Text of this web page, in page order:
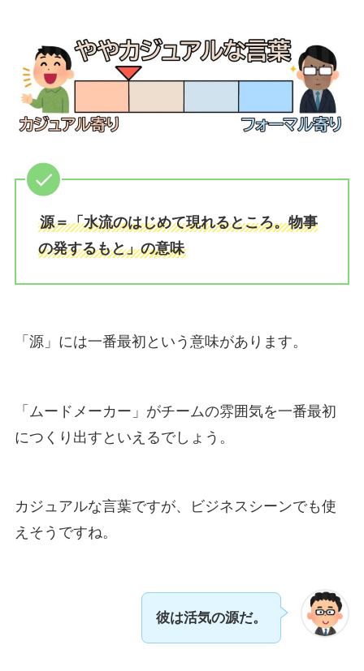
源＝「水流のはじめて現れるところ。物事
の発するもと」の意味
「源」には一番最初という意味があります。
「ムードメーカー」がチームの雰囲気を一番最初
につくり出すといえるでしょう。
カジュアルな言葉ですが、ビジネスシーンでも使
えそうですね。
彼は活気の源だ。